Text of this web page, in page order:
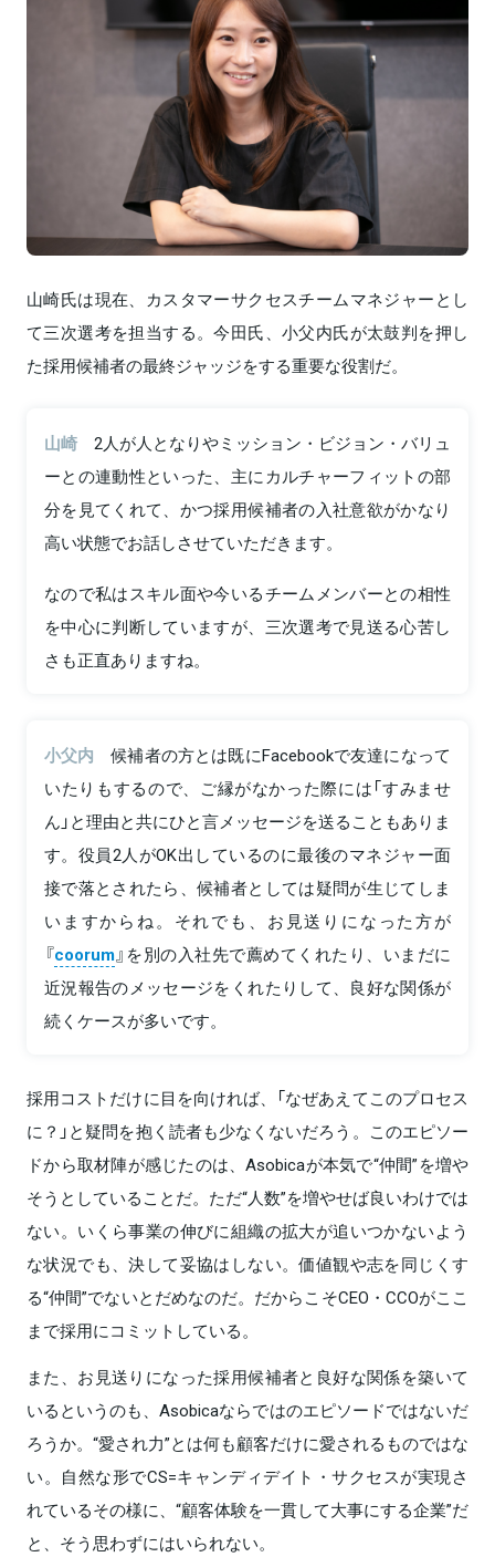
山崎氏は現在、カスタマーサクセスチームマネジャーとし
て三次選考を担当する。今田氏、小父内氏が太鼓判を押し
た採用候補者の最終ジャッジをする重要な役割だ。
山崎
2人が人となりやミッション・ビジョン・バリュ
ーとの連動性といった、主にカルチャーフィットの部
分を見てくれて、かつ採用候補者の入社意欲がかなり
高い状態でお話しさせていただきます。
なので私はスキル面や今いるチームメンバーとの相性
を中心に判断していますが、三次選考で見送る心苦し
さも正直ありますね。
小父内
候補者の方とは既にFacebookで友達になって
いたりもするので、ご縁がなかった際には「すみませ
ん」と理由と共にひと言メッセージを送ることもありま
す。役員2人がOK出しているのに最後のマネジャー面
接で落とされたら、候補者としては疑問が生じてしま
いますからね。それでも、お見送りになった方が
『coorum』を別の入社先で薦めてくれたり、いまだに
近況報告のメッセージをくれたりして、良好な関係が
続くケースが多いです。
採用コストだけに目を向ければ、「なぜあえてこのプロセス
に？」と疑問を抱く読者も少なくないだろう。このエピソー
ドから取材陣が感じたのは、Asobicaが本気で“仲間”を増や
そうとしていることだ。ただ“人数”を増やせば良いわけでは
ない。いくら事業の伸びに組織の拡大が追いつかないよう
な状況でも、決して妥協はしない。価値観や志を同じくす
る“仲間”でないとだめなのだ。だからこそCEO・CCOがここ
まで採用にコミットしている。
また、お見送りになった採用候補者と良好な関係を築いて
いるというのも、Asobicaならではのエピソードではないだ
ろうか。“愛され力”とは何も顧客だけに愛されるものではな
い。自然な形でCS=キャンディデイト・サクセスが実現さ
れているその様に、“顧客体験を一貫して大事にする企業”だ
と、そう思わずにはいられない。